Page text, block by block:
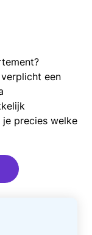
een
precies welke